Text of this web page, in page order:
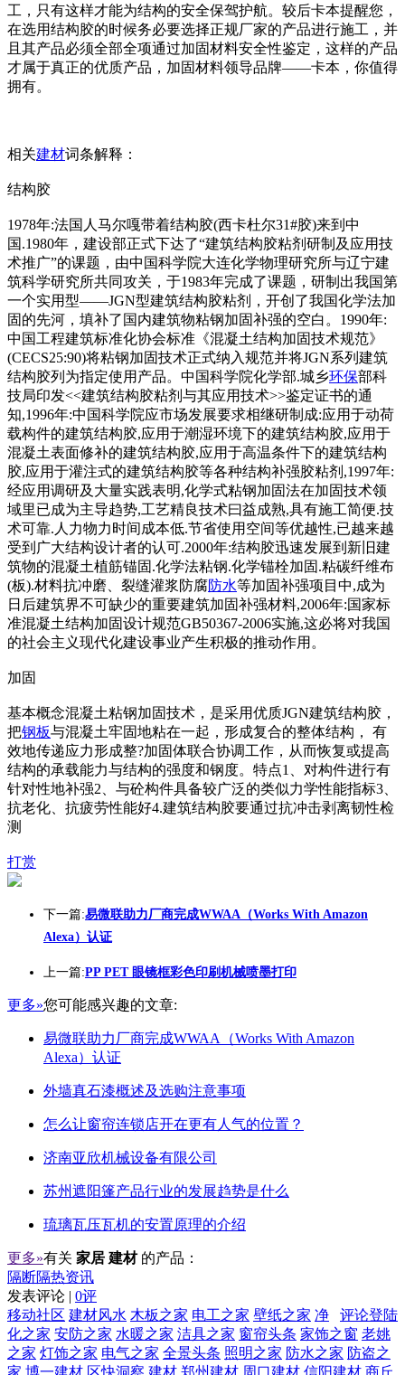
工，只有这样才能为结构的安全保驾护航。较后卡本提醒您，
在选用结构胶的时候务必要选择正规厂家的产品进行施工，并
且其产品必须全部全项通过加固材料安全性鉴定，这样的产品
才属于真正的优质产品，加固材料领导品牌——卡本，你值得
拥有。
相关建材词条解释：
结构胶
1978年:法国人马尔嘎带着结构胶(西卡杜尔31#胶)来到中
国.1980年，建设部正式下达了“建筑结构胶粘剂研制及应用技
术推广”的课题，由中国科学院大连化学物理研究所与辽宁建
筑科学研究所共同攻关，于1983年完成了课题，研制出我国第
一个实用型——JGN型建筑结构胶粘剂，开创了我国化学法加
固的先河，填补了国内建筑物粘钢加固补强的空白。1990年:
中国工程建筑标准化协会标准《混凝土结构加固技术规范》
(CECS25:90)将粘钢加固技术正式纳入规范并将JGN系列建筑
结构胶列为指定使用产品。中国科学院化学部.城乡环保部科
技局印发<<建筑结构胶粘剂与其应用技术>>鉴定证书的通
知,1996年:中国科学院应市场发展要求相继研制成:应用于动荷
载构件的建筑结构胶,应用于潮湿环境下的建筑结构胶,应用于
混凝土表面修补的建筑结构胶,应用于高温条件下的建筑结构
胶,应用于灌注式的建筑结构胶等各种结构补强胶粘剂,1997年:
经应用调研及大量实践表明,化学式粘钢加固法在加固技术领
域里已成为主导趋势,工艺精良技术曰益成熟,具有施工简便.技
术可靠.人力物力时间成本低.节省使用空间等优越性,已越来越
受到广大结构设计者的认可.2000年:结构胶迅速发展到新旧建
筑物的混凝土植筋锚固.化学法粘钢.化学锚栓加固.粘碳纤维布
(板).材料抗冲磨、裂缝灌浆防腐防水等加固补强项目中,成为
日后建筑界不可缺少的重要建筑加固补强材料,2006年:国家标
准混凝土结构加固设计规范GB50367-2006实施,这必将对我国
的社会主义现代化建设事业产生积极的推动作用。
加固
基本概念混凝土粘钢加固技术，是采用优质JGN建筑结构胶，
把钢板与混凝土牢固地粘在一起，形成复合的整体结构， 有
效地传递应力形成整?加固体联合协调工作，从而恢复或提高
结构的承载能力与结构的强度和钢度。特点1、对构件进行有
针对性地补强2、与砼构件具备较广泛的类似力学性能指标3、
抗老化、抗疲劳性能好4.建筑结构胶要通过抗冲击剥离韧性检
测
打赏
下一篇:易微联助力厂商完成WWAA（Works With Amazon
Alexa）认证
上一篇:PP PET 眼镜框彩色印刷机械喷墨打印
更多»您可能感兴趣的文章:
易微联助力厂商完成WWAA（Works With Amazon
Alexa）认证
外墙真石漆概述及选购注意事项
怎么让窗帘连锁店开在更有人气的位置？
济南亚欣机械设备有限公司
苏州遮阳篷产品行业的发展趋势是什么
琉璃瓦压瓦机的安置原理的介绍
更多»有关 家居 建材 的产品：
隔断隔热资讯
发表评论 | 0评
评论登陆
移动社区 建材风水 木板之家 电工之家 壁纸之家 净
化之家 安防之家 水暖之家 洁具之家 窗帘头条 家饰之窗 老姚
之家 灯饰之家 电气之家 全景头条 照明之家 防水之家 防盗之
家 博一建材 区快洞察 建材 郑州建材 周口建材 信阳建材 商丘